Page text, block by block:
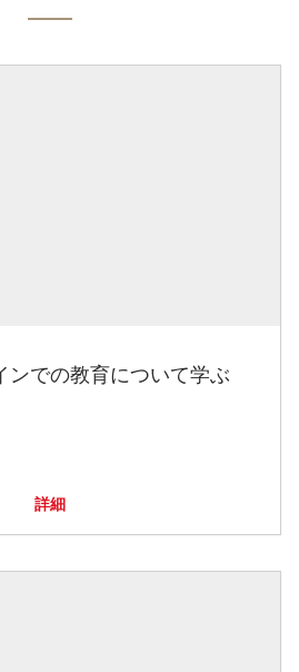
ンでの教育について学ぶ
詳細